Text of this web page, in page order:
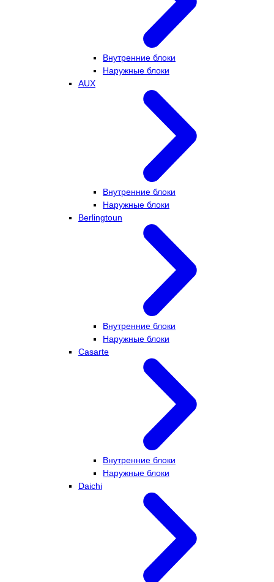
Внутренние блоки
Наружные блоки
AUX
Внутренние блоки
Наружные блоки
Berlingtoun
Внутренние блоки
Наружные блоки
Casarte
Внутренние блоки
Наружные блоки
Daichi